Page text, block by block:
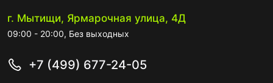
г. Мытищи, Ярмарочная улица, 4Д
09:00 - 20:00, Без выходных
+7 (499) 677-24-05